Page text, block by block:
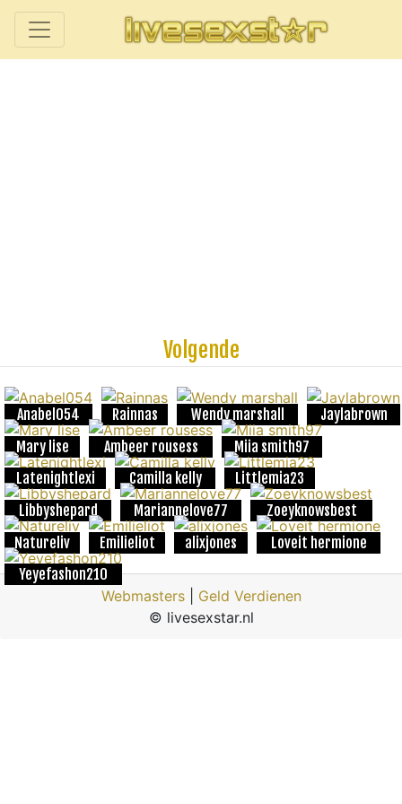
Volgende
Anabel054 Rainnas Wendy marshall
Jaylabrown
Mary lise
Ambeer rousess
Miia smith97
Latenightlexi
Camilla kelly
Littlemia23
Libbyshepard
Mariannelove77
Zoeyknowsbest
Natureliv
Emilieliot alixjones
Loveit hermione
Yeyefashon210
Webmasters| Geld Verdienen
© livesexstar.nl